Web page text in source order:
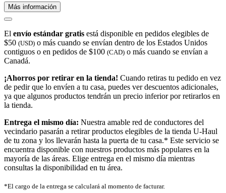
Más información
El envío estándar gratis está disponible en pedidos elegibles de
$50 (USD) o más cuando se envían dentro de los Estados Unidos
contiguos o en pedidos de $100 (CAD) o más cuando se envían a
Canadá.
¡Ahorros por retirar en la tienda! Cuando retiras tu pedido en vez
de pedir que lo envíen a tu casa, puedes ver descuentos adicionales,
ya que algunos productos tendrán un precio inferior por retirarlos en
la tienda.
Entrega el mismo día: Nuestra amable red de conductores del
vecindario pasarán a retirar productos elegibles de la tienda U-Haul
de tu zona y los llevarán hasta la puerta de tu casa.* Este servicio se
encuentra disponible con nuestros productos más populares en la
mayoría de las áreas. Elige entrega en el mismo día mientras
consultas la disponibilidad en tu área.
*El cargo de la entrega se calculará al momento de facturar.